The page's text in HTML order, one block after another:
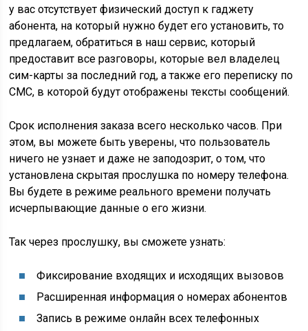
у вас отсутствует физический доступ к гаджету
абонента, на который нужно будет его установить, то
предлагаем, обратиться в наш сервис, который
предоставит все разговоры, которые вел владелец
сим-карты за последний год, а также его переписку по
СМС, в которой будут отображены тексты сообщений.
Срок исполнения заказа всего несколько часов. При
этом, вы можете быть уверены, что пользователь
ничего не узнает и даже не заподозрит, о том, что
установлена скрытая прослушка по номеру телефона.
Вы будете в режиме реального времени получать
исчерпывающие данные о его жизни.
Так через прослушку, вы сможете узнать:
Фиксирование входящих и исходящих вызовов
Расширенная информация о номерах абонентов
Запись в режиме онлайн всех телефонных